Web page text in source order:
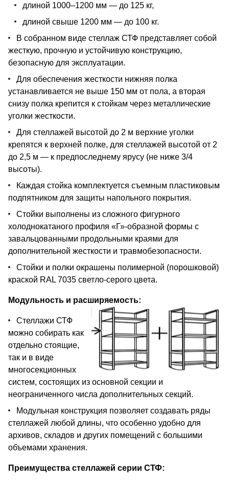
длиной 1000–1200 мм — до 125 кг,
длиной свыше 1200 мм — до 100 кг.
В собранном виде стеллаж СТФ представляет собой
жесткую, прочную и устойчивую конструкцию,
безопасную для эксплуатации.
Для обеспечения жесткости нижняя полка
устанавливается не выше 150 мм от пола, а вторая
снизу полка крепится к стойкам через металлические
уголки жесткости.
Для стеллажей высотой до 2 м верхние уголки
крепятся к верхней полке, для стеллажей высотой от 2
до 2,5 м — к предпоследнему ярусу (не ниже 3/4
высоты).
Каждая стойка комплектуется съемным пластиковым
подпятником для защиты напольного покрытия.
Стойки выполнены из сложного фигурного
холоднокатаного профиля «Г»-образной формы с
завальцованными продольными краями для
дополнительной жесткости и травмобезопасности.
Стойки и полки окрашены полимерной (порошковой)
краской RAL 7035 светло-серого цвета.
Модульность и расширяемость:
Стеллажи СТФ
можно собирать как
отдельно стоящие,
так и в виде
многосекционных
систем, состоящих из основной секции и
неограниченного числа дополнительных секций.
Модульная конструкция позволяет создавать ряды
стеллажей любой длины, что особенно удобно для
архивов, складов и других помещений с большими
объемами хранения.
Преимущества стеллажей серии СТФ: